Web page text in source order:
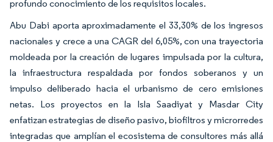
profundo conocimiento de los requisitos locales.
Abu Dabi aporta aproximadamente el 33,30% de los ingresos
nacionales y crece a una CAGR del 6,05%, con una trayectoria
moldeada por la creación de lugares impulsada por la cultura,
la infraestructura respaldada por fondos soberanos y un
impulso deliberado hacia el urbanismo de cero emisiones
netas. Los proyectos en la Isla Saadiyat y Masdar City
enfatizan estrategias de diseño pasivo, biofiltros y microrredes
integradas que amplían el ecosistema de consultores más allá